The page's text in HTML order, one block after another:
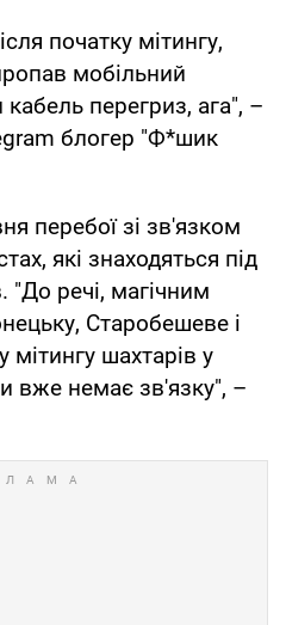
початку мітингу,
мобільний
перегриз, ага", –
блогер "Ф*шик
перебої зі зв'язком
які знаходяться під
"До речі, магічним
Старобешеве і
мітингу шахтарів у
вже немає зв'язку", –